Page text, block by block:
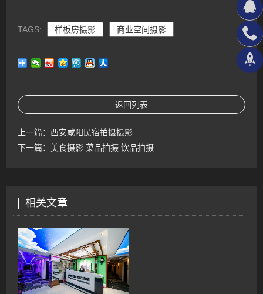
TAGS: 样板房摄影 商业空间摄影
返回列表
上一篇： 西安咸阳民宿拍摄摄影
下一篇： 美食摄影 菜品拍摄 饮品拍摄
相关文章